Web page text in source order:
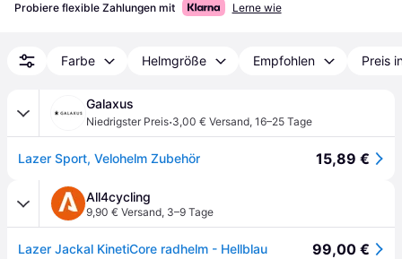
Probiere flexible Zahlungen mit Lerne wie
Farbe Helmgröße Empfohlen Preis
Galaxus
Niedrigster Preis·3,00 € Versand, 16–25 Tage
Lazer Sport, Velohelm Zubehör 15,89 €
All4cycling
9,90 € Versand, 3–9 Tage
Lazer Jackal KinetiCore radhelm - Hellblau 99,00 €